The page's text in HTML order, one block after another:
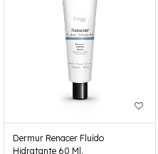
Dermur Renacer Fluído
Hidratante 60 Ml.